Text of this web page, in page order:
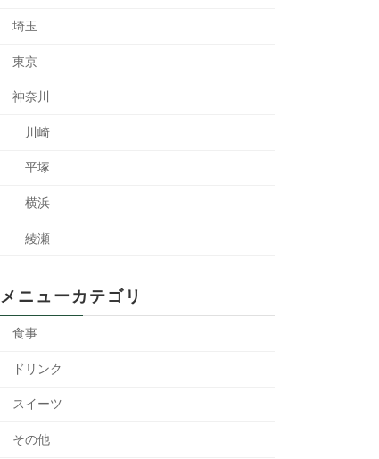
埼玉
東京
神奈川
川崎
平塚
横浜
綾瀬
メニューカテゴリ
食事
ドリンク
スイーツ
その他